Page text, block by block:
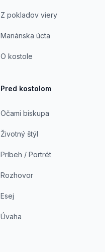
Z pokladov viery
Mariánska úcta
O kostole
Pred kostolom
Očami biskupa
Životný štýl
Príbeh / Portrét
Rozhovor
Esej
Úvaha